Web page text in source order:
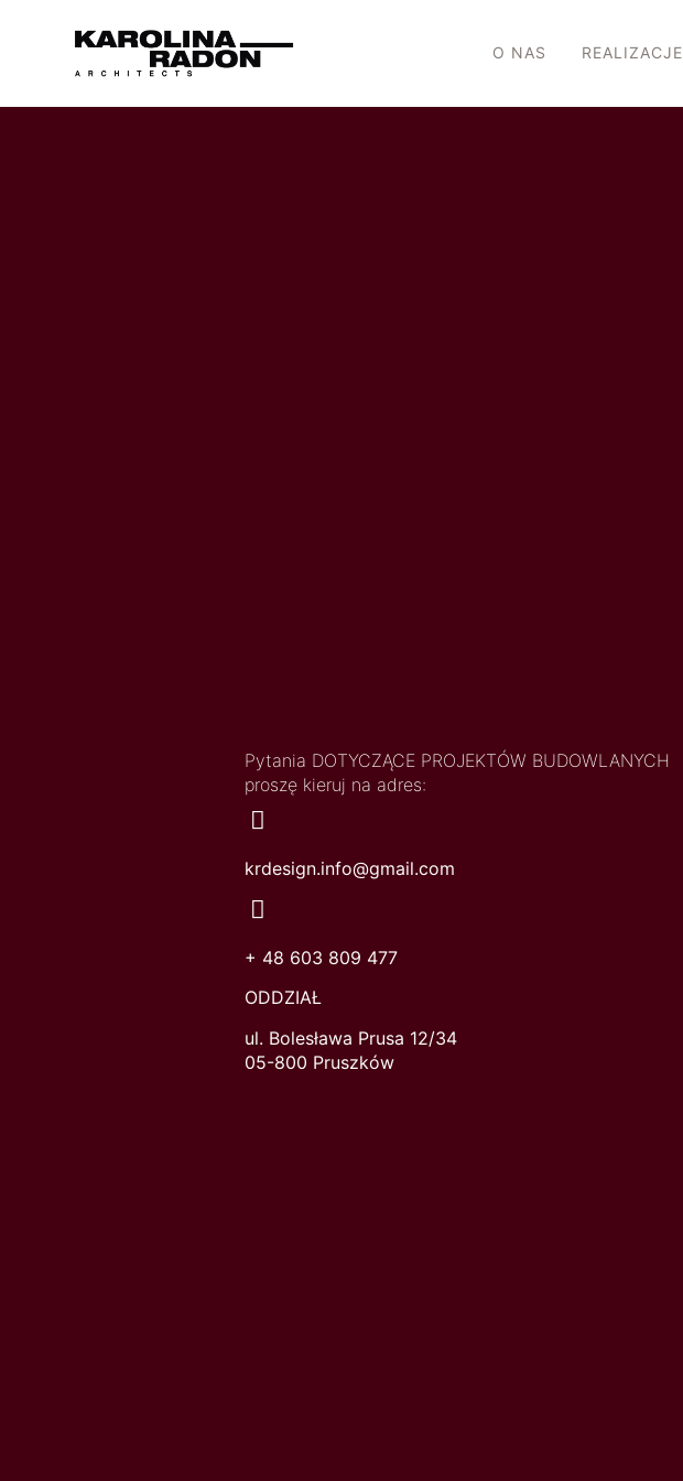
O NAS REALIZACJE
Pytania DOTYCZĄCE PROJEKTÓW BUDOWLANYCH
proszę kieruj na adres:
krdesign.info@gmail.com
+ 48 603 809 477
ODDZIAŁ
ul. Bolesława Prusa 12/34
05-800 Pruszków